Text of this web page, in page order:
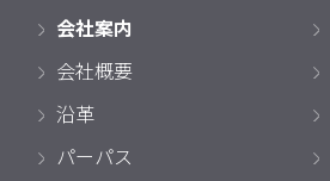
会社案内
会社概要
沿革
パーパス